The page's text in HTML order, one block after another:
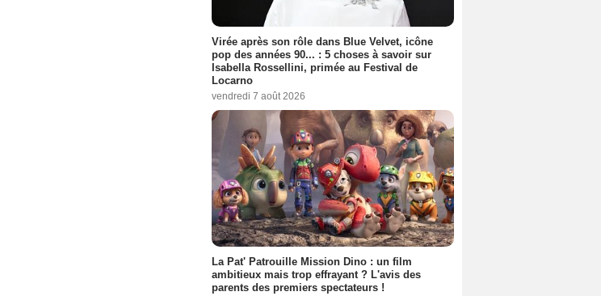
Virée après son rôle dans Blue Velvet, icône
pop des années 90... : 5 choses à savoir sur
Isabella Rossellini, primée au Festival de
Locarno
vendredi 7 août 2026
La Pat' Patrouille Mission Dino : un film
ambitieux mais trop effrayant ? L'avis des
parents des premiers spectateurs !